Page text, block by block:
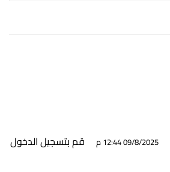
09/8/2025 12:44 م
قم بتسجيل الدخول